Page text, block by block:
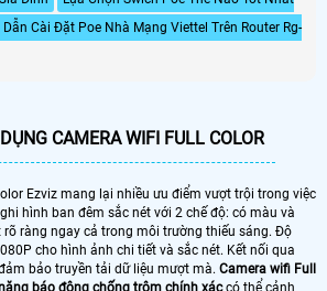
Dẫn Cài Đặt Poe Nhà Mạng Viettel Trên Router Rg-
CAMERA WIFI FULL COLOR
Ezviz mang lại nhiều ưu điểm vượt trội trong việc
hình ban đêm sắc nét với 2 chế độ: có màu và
rõ ràng ngay cả trong môi trường thiếu sáng. Độ
cho hình ảnh chi tiết và sắc nét. Kết nối qua
bảo truyền tải dữ liệu mượt mà. Camera wifi Full
báo động chống trộm chính xáccó thể cảnh